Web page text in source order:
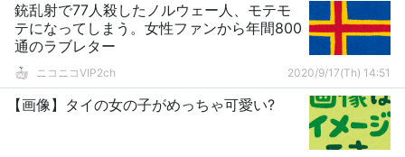
銃乱射で77人殺したノルウェー人、モテモ
テになってしまう。女性ファンから年間800
通のラブレター
ニコニコVIP2ch 2020/9/17(Th) 14:51
【画像】タイの女の子がめっちゃ可愛い?